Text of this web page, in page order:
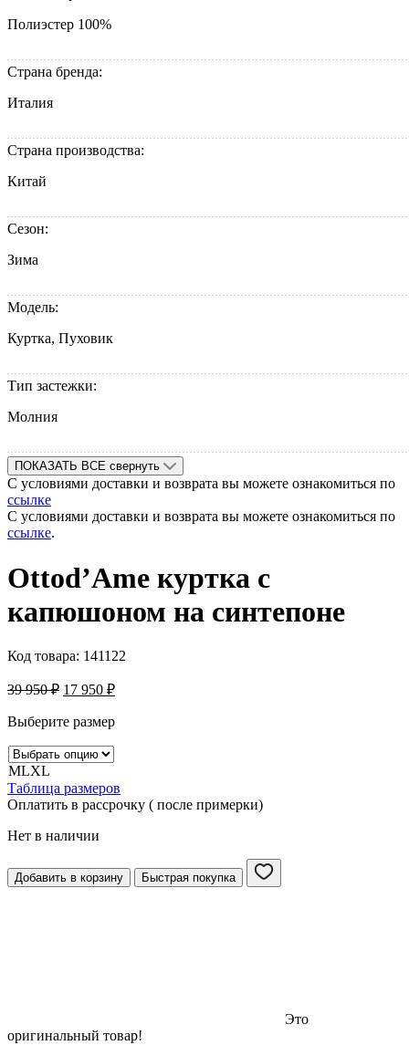
Полиэстер 100%
Страна бренда:
Италия
Страна производства:
Китай
Сезон:
Зима
Модель:
Куртка, Пуховик
Тип застежки:
Молния
ПОКАЗАТЬ ВСЕ свернуть
С условиями доставки и возврата вы можете ознакомиться по
ссылке
С условиями доставки и возврата вы можете ознакомиться по
ссылке.
Ottod’Ame куртка c
капюшоном на синтепоне
Код товара: 141122
39 950₽ 17 950 ₽
Выберите размер
MLXL
Таблица размеров
Оплатить в рассрочку ( после примерки)
Нет в наличии
Добавить в корзину Быстрая покупка
Это
оригинальный товар!